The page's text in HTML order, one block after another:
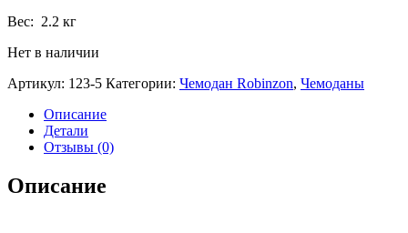
Вес: 2.2 кг
Нет в наличии
Артикул: 123-5 Категории: Чемодан Robinzon, Чемоданы
Описание
Детали
Отзывы (0)
Описание